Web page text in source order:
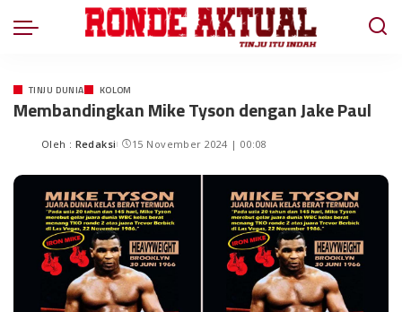
TINJU DUNIA KOLOM
Membandingkan Mike Tyson dengan Jake Paul
Oleh : Redaksi 15 November 2024 | 00:08